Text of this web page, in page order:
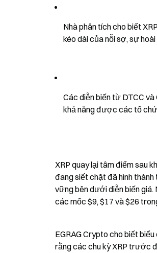
Nhà phân tích cho biết
kéo dài của nỗi sợ, sự
Các diễn biến từ DTCC
khả năng được các tổ
XRP quay lại tâm điểm sau
đang siết chặt đã hình
vững bên dưới diễn biến
các mốc $9, $17 và $26
EGRAG Crypto cho biết
rằng các chu kỳ XRP trước